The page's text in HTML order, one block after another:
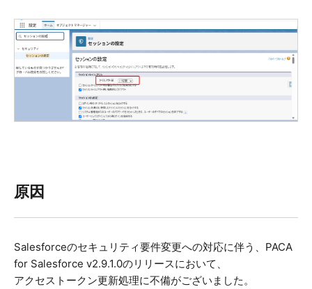
原因
Salesforceのセキュリティ要件変更への対応に伴う、PACA
for Salesforce v2.9.1.0のリリースにおいて、
アクセストークン更新処理に不備がございました。